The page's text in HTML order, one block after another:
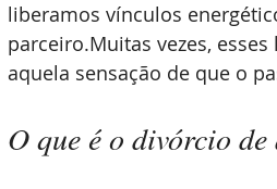
liberamos vínculos
parceiro.Muitas vezes,
aquela sensação de que o
O que é o divórcio